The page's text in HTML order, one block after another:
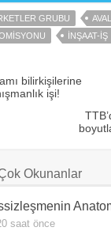
GRUBU
INŞAAT-IŞ
bilirkişilerine
işi!
Okunanlar
saat önce